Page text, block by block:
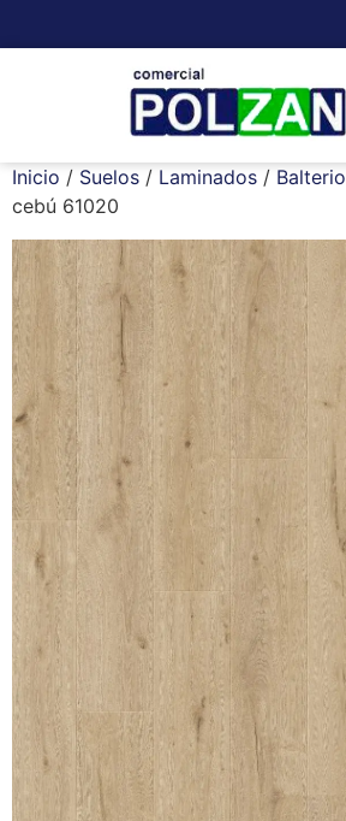
Inicio / Suelos / Laminados / Balterio
cebú 61020